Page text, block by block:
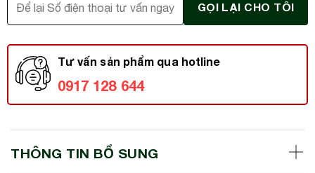
Tư vấn sản phẩm qua hotline
0917 128 644
THÔNG TIN BỔ SUNG